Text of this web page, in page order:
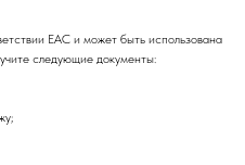
EAC и может быть использована
следующие документы: